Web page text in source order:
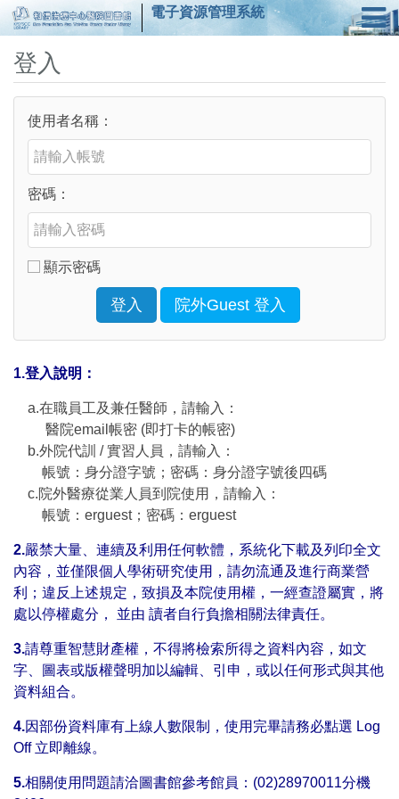
電子資源管理系統
登入
使用者名稱：
密碼：
顯示密碼
登入 院外Guest 登入
1.登入說明：
a.在職員工及兼任醫師，請輸入：
醫院email帳密 (即打卡的帳密)
b.外院代訓 / 實習人員，請輸入：
帳號：身分證字號；密碼：身分證字號後四碼
c.院外醫療從業人員到院使用，請輸入：
帳號：erguest；密碼：erguest
2.嚴禁大量、連續及利用任何軟體，系統化下載及列印全文
內容，並僅限個人學術研究使用，請勿流通及進行商業營
利；違反上述規定，致損及本院使用權，一經查證屬實，將
處以停權處分， 並由 讀者自行負擔相關法律責任。
3.請尊重智慧財產權，不得將檢索所得之資料內容，如文
字、圖表或版權聲明加以編輯、引申，或以任何形式與其他
資料組合。
4.因部份資料庫有上線人數限制，使用完畢請務必點選 Log
Off 立即離線。
5.相關使用問題請洽圖書館參考館員：(02)28970011分機